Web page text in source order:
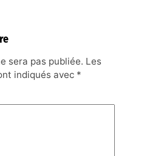
sera pas publiée. Les
indiqués avec *